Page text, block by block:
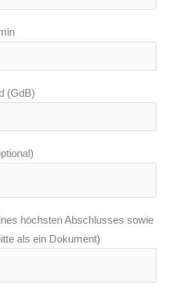
(GdB)
höchsten Abschlusses sowie
als ein Dokument)